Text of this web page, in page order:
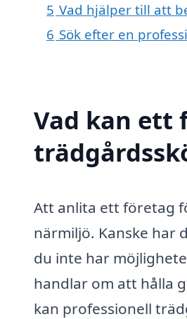
5 Vad hjälper till att
6 Sök efter en
Vad kan ett
Att anlita ett företag
närmiljö. Kanske har
du inte har
handlar om att hålla
kan professionell